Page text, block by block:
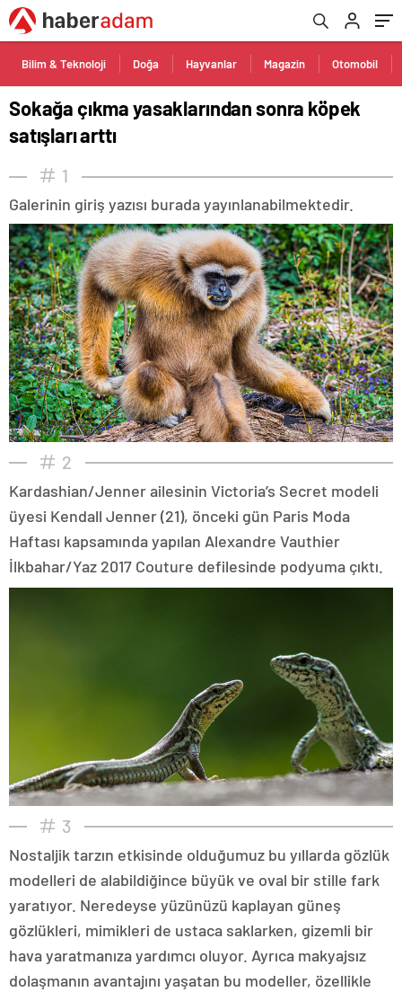
Bilim & Teknoloji Doğa Hayvanlar Magazin Otomobil
Sokağa çıkma yasaklarından sonra köpek
satışları arttı
1
Galerinin giriş yazısı burada yayınlanabilmektedir.
2
Kardashian/Jenner ailesinin Victoria’s Secret modeli
üyesi Kendall Jenner (21), önceki gün Paris Moda
Haftası kapsamında yapılan Alexandre Vauthier
İlkbahar/Yaz 2017 Couture defilesinde podyuma çıktı.
3
Nostaljik tarzın etkisinde olduğumuz bu yıllarda gözlük
modelleri de alabildiğince büyük ve oval bir stille fark
yaratıyor. Neredeyse yüzünüzü kaplayan güneş
gözlükleri, mimikleri de ustaca saklarken, gizemli bir
hava yaratmanıza yardımcı oluyor. Ayrıca makyajsız
dolaşmanın avantajını yaşatan bu modeller, özellikle